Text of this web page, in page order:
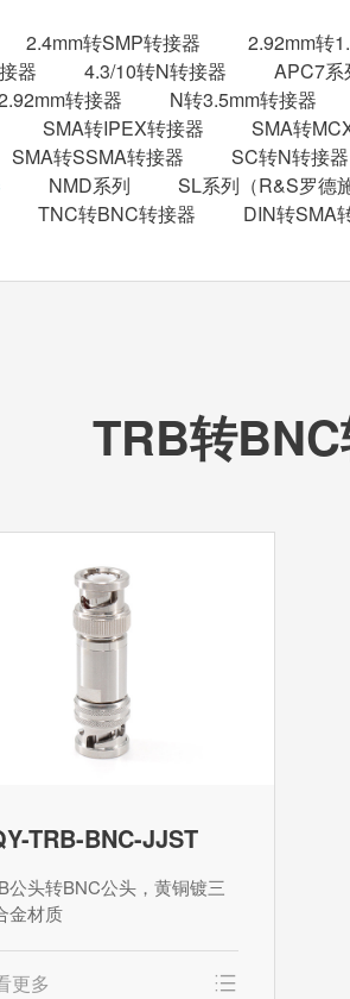
2.4mm转SMP转接器 2.92mm转
器 4.3/10转N转接器 APC7系
转接器 N转3.5mm转接器
SMA转IPEX转接器 SMA转
SMA转SSMA转接器 SC转N转接器
NMD系列 SL系列（R&S罗德
TNC转BNC转接器 DIN转SMA
TRB转
TRB-BNC-JJST
公头转BNC公头，黄铜镀三
金材质
更多